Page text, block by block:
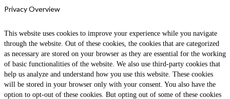
Privacy Overview
This website uses cookies to improve your experience while you navigate
through the website. Out of these cookies, the cookies that are categorized
as necessary are stored on your browser as they are essential for the working
of basic functionalities of the website. We also use third-party cookies that
help us analyze and understand how you use this website. These cookies
will be stored in your browser only with your consent. You also have the
option to opt-out of these cookies. But opting out of some of these cookies